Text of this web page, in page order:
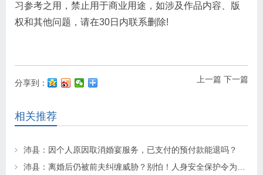
习参考之用，禁止用于商业用途，如涉及作品内容、版
权和其他问题，请在30日内联系删除!
上一篇 下一篇
分享到：
相关推荐
沛县：因个人原因取消婚宴服务，已支付的预付款能退吗？